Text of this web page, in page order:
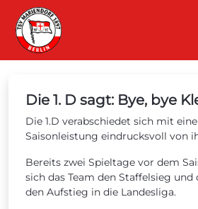
Die 1. D sagt: Bye, bye
Die 1.D verabschiedet sich mit
Saisonleistung eindrucksvoll von
Bereits zwei Spieltage vor dem
sich das Team den Staffelsieg
den Aufstieg in die Landesliga.